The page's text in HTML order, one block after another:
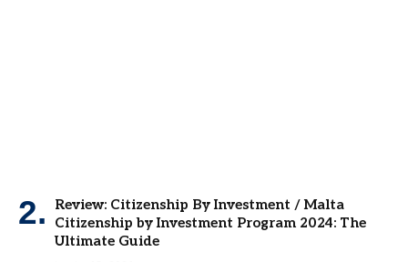
Review: Citizenship By Investment / Malta
Citizenship by Investment Program 2024: The
Ultimate Guide